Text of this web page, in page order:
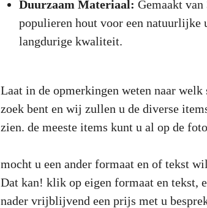
Duurzaam Materiaal: Gemaakt van
populieren hout voor een natuurlijke
langdurige kwaliteit.
Laat in de opmerkingen weten naar welk
zoek bent en wij zullen u de diverse
zien. de meeste items kunt u al op de
mocht u een ander formaat en of tekst
Dat kan! klik op eigen formaat en tekst,
nader vrijblijvend een prijs met u